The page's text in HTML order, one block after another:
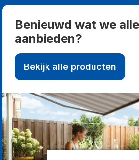
Benieuwd wat we
aanbieden?
Bekijk alle producten